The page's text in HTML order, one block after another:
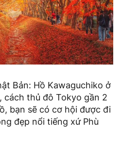
Bản: Hồ Kawaguchiko ở
cách thủ đô Tokyo gần 2
bạn sẽ có cơ hội được đi
đẹp nổi tiếng xứ Phù